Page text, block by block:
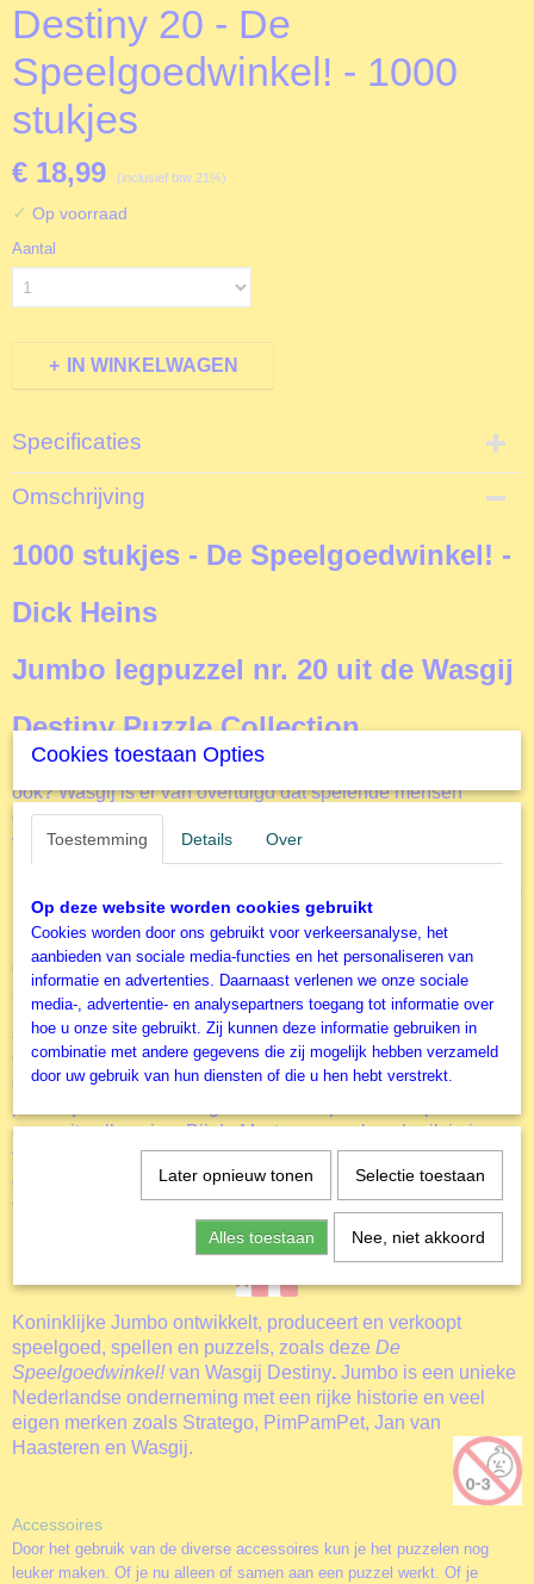
Destiny 20 - De
Speelgoedwinkel! - 1000
stukjes
€ 18,99 (inclusief btw 21%)
✓ Op voorraad
Aantal
IN WINKELWAGEN
Specificaties
Productcode
J19171
8710126191712
Jumbo
68x49 cm
Omschrijving
1000 stukjes - De Speelgoedwinkel! -
Dick Heins
Jumbo legpuzzel nr. 20 uit de Wasgij
Destiny Puzzle Collection
Even onbezorgd spelen en tot rust komen, dat wil jij toch
ook? Wasgij is er van overtuigd dat spelende mensen
gelukkige mensen zijn en heeft daarom unieke puzzels voor
volwassenen gecreërd. Er zijn drie verschillende concepten
in de Wasgij-reeks, met één overeenkomst. Deze unieke
puzzels op de markt. Waar je normaal een afbeelding na
moet maken, vraagt Wasgij je om zelf je fantasie te
gebruiken. Ga jij de uitdaging aan met dezeDe
Speelgoedwinkel?
Zo zijn er de Original puzzels, waarbij je moet puzzelen wat
een persoon op de afbeelding op de doos ziet. Een ander
concept is Destiny, zoals dezeDe Speelgoedwinkel!
er nu uit zullen zien. Bij de Mystery puzzels gebruik je je
fantasie om te bedenken wat er in de aankomende minuten
gebeurd met de personen op het plaatje. Verzamel de hele
familie en laat je verrassen door het eindresultaat.
Koninklijke Jumbo ontwikkelt, produceert en verkoopt
speelgoed, spellen en puzzels, zoals deze De
Speelgoedwinkel! van Wasgij Destiny. Jumbo is een unieke
Nederlandse onderneming met een rijke historie en veel
eigen merken zoals Stratego, PimPamPet, Jan van
Haasteren en Wasgij.
Accessoires
Door het gebruik van de diverse accessoires kun je het puzzelen nog
leuker maken. Of je nu alleen of samen aan een puzzel werkt. Of je
Cookies toestaan Opties
Toestemming Details Over
Op deze website worden cookies gebruikt
Cookies worden door ons gebruikt voor verkeersanalyse, het
aanbieden van sociale media-functies en het personaliseren van
informatie en advertenties. Daarnaast verlenen we onze sociale
media-, advertentie- en analysepartners toegang tot informatie over
hoe u onze site gebruikt. Zij kunnen deze informatie gebruiken in
combinatie met andere gegevens die zij mogelijk hebben verzameld
door uw gebruik van hun diensten of die u hen hebt verstrekt.
Later opnieuw tonen Selectie toestaan
Alles toestaan Nee, niet akkoord